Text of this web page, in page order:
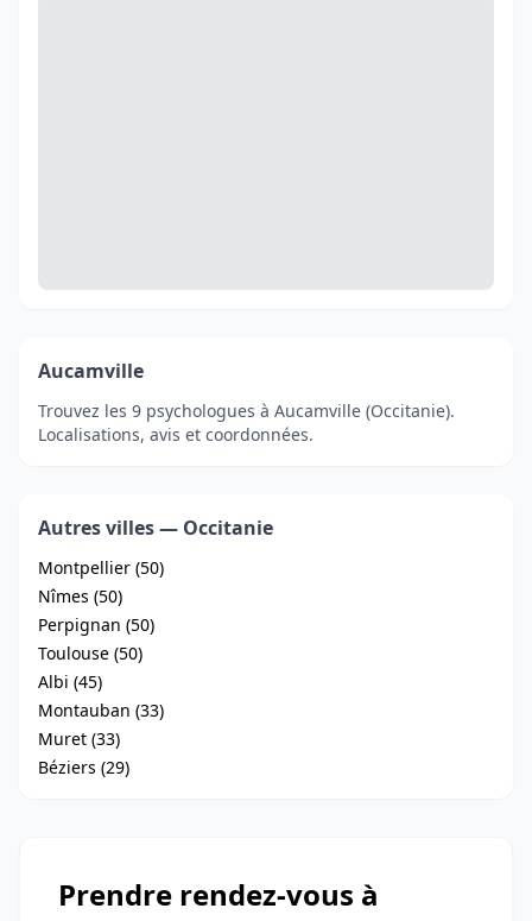
Aucamville
Trouvez les 9 psychologues à Aucamville (Occitanie).
Localisations, avis et coordonnées.
Autres villes — Occitanie
Montpellier (50)
Nîmes (50)
Perpignan (50)
Toulouse (50)
Albi (45)
Montauban (33)
Muret (33)
Béziers (29)
Prendre rendez-vous à